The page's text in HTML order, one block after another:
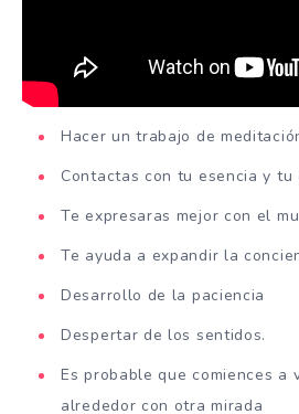
Hacer un trabajo de
Contactas con tu esencia y tu
Te expresaras mejor con el
Te ayuda a expandir la
Desarrollo de la paciencia
Despertar de los sentidos.
Es probable que comiences a
alrededor con otra mirada